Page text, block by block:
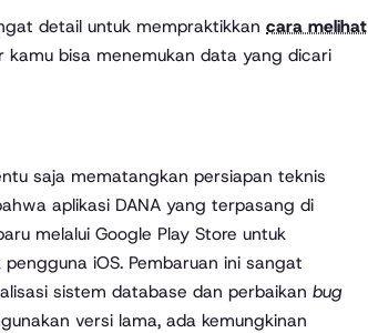
detail untuk mempraktikkan cara melihat
kamu bisa menemukan data yang dicari
saja mematangkan persiapan teknis
aplikasi DANA yang terpasang di
melalui Google Play Store untuk
iOS. Pembaruan ini sangat
sistem database dan perbaikan bug
versi lama, ada kemungkinan